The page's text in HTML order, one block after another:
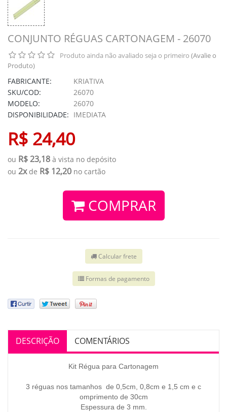
CONJUNTO RÉGUAS CARTONAGEM - 26070
Produto ainda não avaliado seja o primeiro (Avalie o
Produto)
FABRICANTE:
KRIATIVA
SKU/COD:
26070
MODELO:
26070
DISPONIBILIDADE: IMEDIATA
R$ 24,40
ou R$ 23,18 à vista no depósito
ou 2xde R$ 12,20 no cartão
COMPRAR
Calcular frete
Formas de pagamento
DESCRIÇÃO COMENTÁRIOS
Kit Régua para Cartonagem
3 réguas nos tamanhos de 0,5cm, 0,8cm e 1,5 cm e c
omprimento de 30cm
Espessura de 3 mm.